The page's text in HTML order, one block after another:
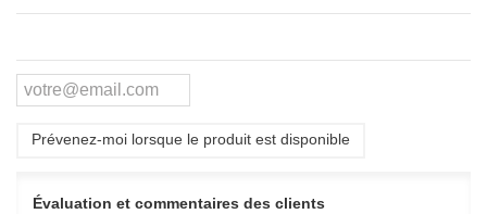
Prévenez-moi lorsque le produit est disponible
Évaluation et commentaires des clients